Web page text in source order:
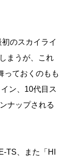
のスカイライ
まうが、これ
っておくのもも
ン、10代目ス
ナップされる
TS、また「HI